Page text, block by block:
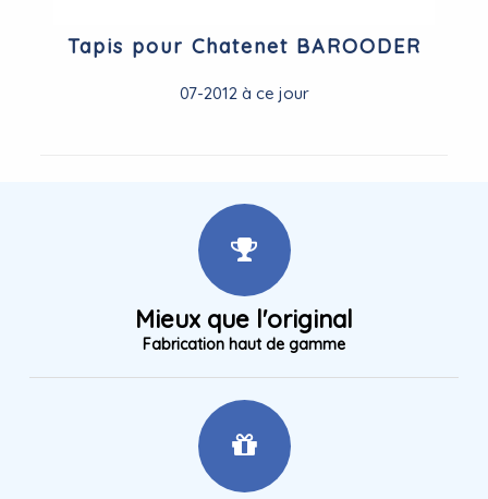
Tapis pour Chatenet BAROODER
07-2012 à ce jour
Mieux que l'original
Fabrication haut de gamme